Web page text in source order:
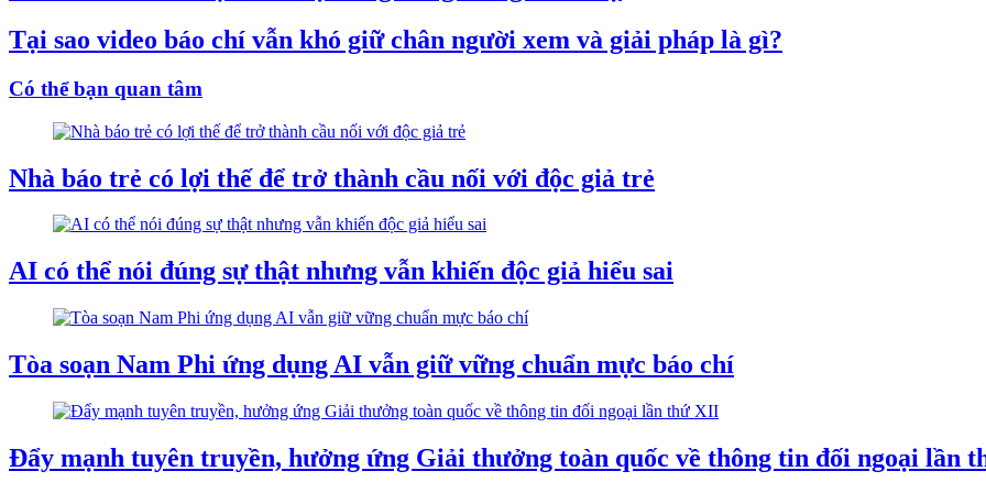
Tại sao video báo chí vẫn khó giữ chân người xem và giải pháp là gì?
Có thể bạn quan tâm
Nhà báo trẻ có lợi thế để trở thành cầu nối với độc giả trẻ
AI có thể nói đúng sự thật nhưng vẫn khiến độc giả hiểu sai
Tòa soạn Nam Phi ứng dụng AI vẫn giữ vững chuẩn mực báo chí
Đẩy mạnh tuyên truyền, hưởng ứng Giải thưởng toàn quốc về thông tin đối ngoại lần